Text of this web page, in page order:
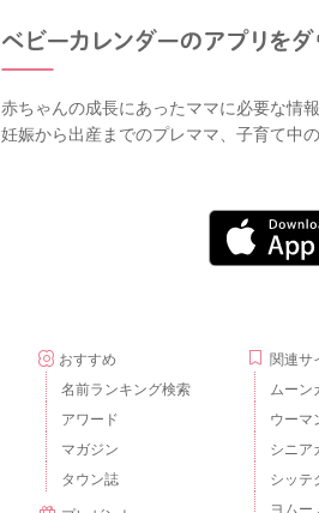
赤ちゃんの成長にあったママに必要な情
妊娠から出産までのプレママ、子育て中
おすすめ
名前ランキング検索
アワード
マガジン
タウン誌
関連サ
ムーン
ウーマ
シニア
シッテ
ヨムー